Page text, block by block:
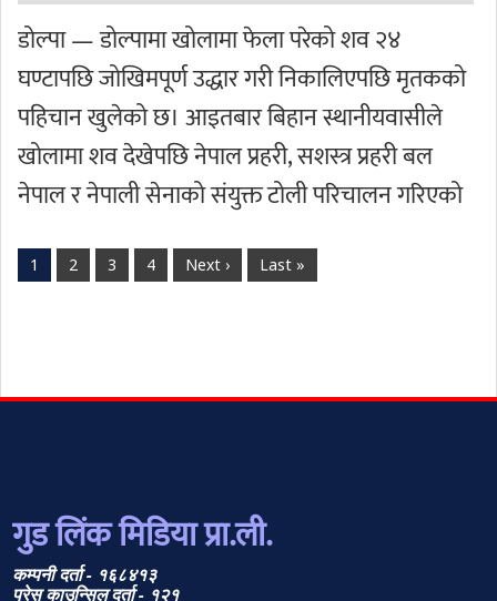
डोल्पा — डोल्पामा खोलामा फेला परेको शव २४
घण्टापछि जोखिमपूर्ण उद्धार गरी निकालिएपछि मृतकको
पहिचान खुलेको छ। आइतबार बिहान स्थानीयवासीले
खोलामा शव देखेपछि नेपाल प्रहरी, सशस्त्र प्रहरी बल
नेपाल र नेपाली सेनाको संयुक्त टोली परिचालन गरिएको
1 2 3 4 Next › Last »
गुड लिंक मिडिया प्रा.ली.
कम्पनी दर्ता - १६८४१३
प्रेस काउन्सिल दर्ता - १२१